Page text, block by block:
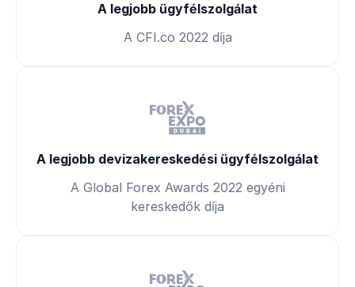
A legjobb ügyfélszolgálat
A CFI.co 2022 díja
A legjobb devizakereskedési ügyfélszolgálat
A Global Forex Awards 2022 egyéni
kereskedők díja